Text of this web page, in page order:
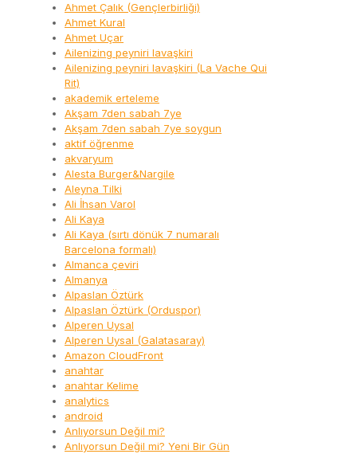
Ahmet Çalık (Gençlerbirliği)
Ahmet Kural
Ahmet Uçar
Ailenizing peyniri lavaşkiri
Ailenizing peyniri lavaşkiri (La Vache Qui
Rit)
akademik erteleme
Akşam 7den sabah 7ye
Akşam 7den sabah 7ye soygun
aktif öğrenme
akvaryum
Alesta Burger&Nargile
Aleyna Tilki
Ali İhsan Varol
Ali Kaya
Ali Kaya (sırtı dönük 7 numaralı
Barcelona formalı)
Almanca çeviri
Almanya
Alpaslan Öztürk
Alpaslan Öztürk (Orduspor)
Alperen Uysal
Alperen Uysal (Galatasaray)
Amazon CloudFront
anahtar
anahtar Kelime
analytics
android
Anlıyorsun Değil mi?
Anlıyorsun Değil mi? Yeni Bir Gün